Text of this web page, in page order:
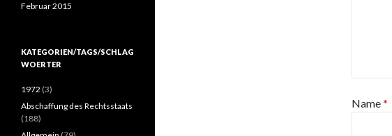
Name*
Februar 2015
KATEGORIEN/TAGS/SCHLAG
WOERTER
1972 (3)
Abschaffung des Rechtsstaats
(188)